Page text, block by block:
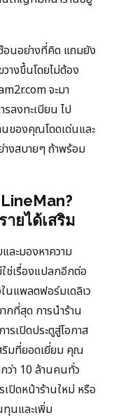
อนอย่างที่คิด แถมยัง
างขึ้นโดยไม่ต้อง
จะมา
ลงทะเบียน ไป
ของคุณโดดเด่นและ
งสบายๆ ถ้าพร้อม
ยได้เสริม
ละมองหาความ
ใช่เรื่องแปลกอีกต่อ
นแพลตฟอร์มเดลิเว
ที่สุด การนำร้าน
รเปิดประตูสู่โอกาส
ริมที่ยอดเยี่ยม คุณ
ว่า 10 ล้านคนทั่ว
ปิดหน้าร้านใหม่ หรือ
ทุนและเพิ่ม